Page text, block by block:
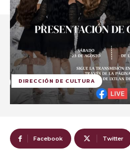
DIRECCIÓN DE CULTURA
Facebook Twitter